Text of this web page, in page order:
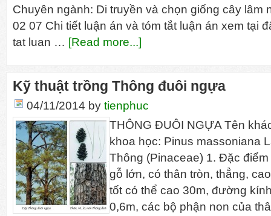
Chuyên ngành: Di truyền và chọn giống cây lâm
02 07 Chi tiết luận án và tóm tắt luận án xem tại
tat luan … [Read more...]
Kỹ thuật trồng Thông đuôi ngựa
04/11/2014 by tienphuc
THÔNG ĐUÔI NGỰA Tên
khoa học: Pinus massoniana
Thông (Pinaceae) 1. Đặc
gỗ lớn, có thân tròn, thẳng,
tốt có thể cao 30m, đường
0,6m, các bộ phận non của